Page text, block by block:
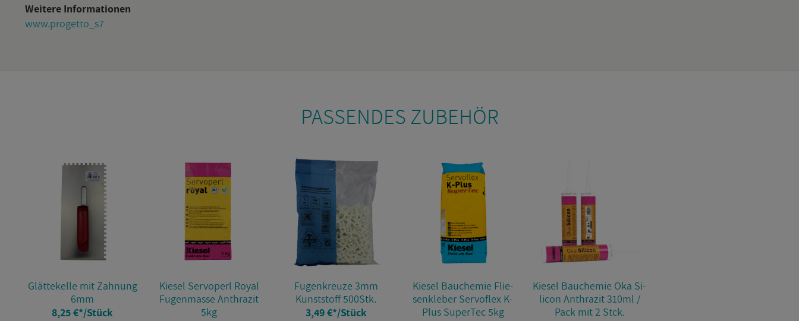
Wei­te­re In­for­ma­tio­nen
www.​proget­to_s7
PAS­SEN­DES ZU­BE­HÖR
Glät­te­kel­le mit Zah­nung
6mm
8,25 €*/Stück
Kie­sel Serv­o­perl Royal
Fu­gen­mas­se An­thra­zit
5kg
Fu­gen­kreu­ze 3mm
Kunst­stoff 500Stk.
3,49 €*/Stück
Kie­sel Bau­che­mie Flie­
sen­kle­ber Ser­vof­lex K-
Plus Su­per­Tec 5kg
Kie­sel Bau­che­mie Oka Si­
li­con An­thra­zit 310ml /
Pack mit 2 Stck.